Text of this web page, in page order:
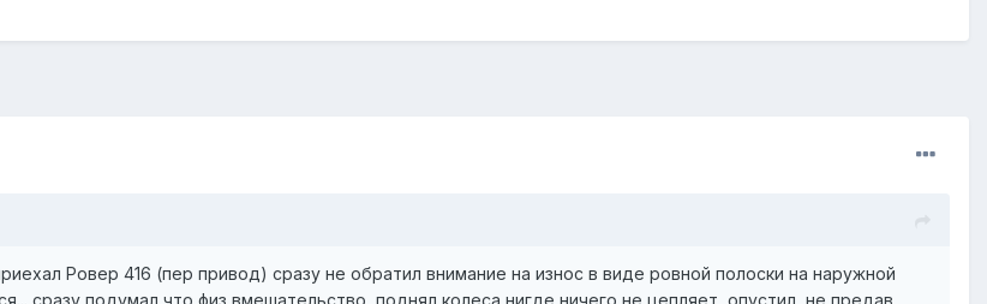
Ровер 416 (пер привод) сразу не обратил внимание на износ в виде ровной полоски на наружной